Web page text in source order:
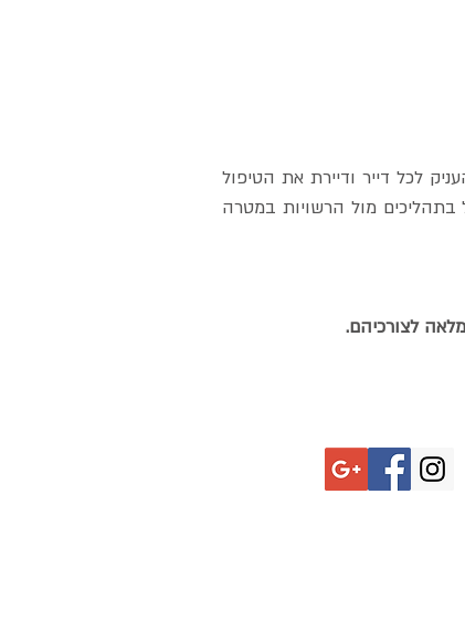
לכל דייר ודיירת את הטיפול
בתהליכים מול הרשויות במטרה
מלאהלצורכיהם.